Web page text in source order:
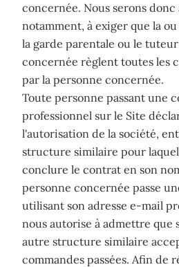
concernée. Nous serons donc
notamment, à exiger que la
la garde parentale ou le
concernée règlent toutes les
par la personne concernée.
Toute personne passant une
professionnel sur le Site
l'autorisation de la société,
structure similaire pour
conclure le contrat en son
personne concernée passe
utilisant son adresse e-mail
nous autorise à admettre que
autre structure similaire
commandes passées. Afin de